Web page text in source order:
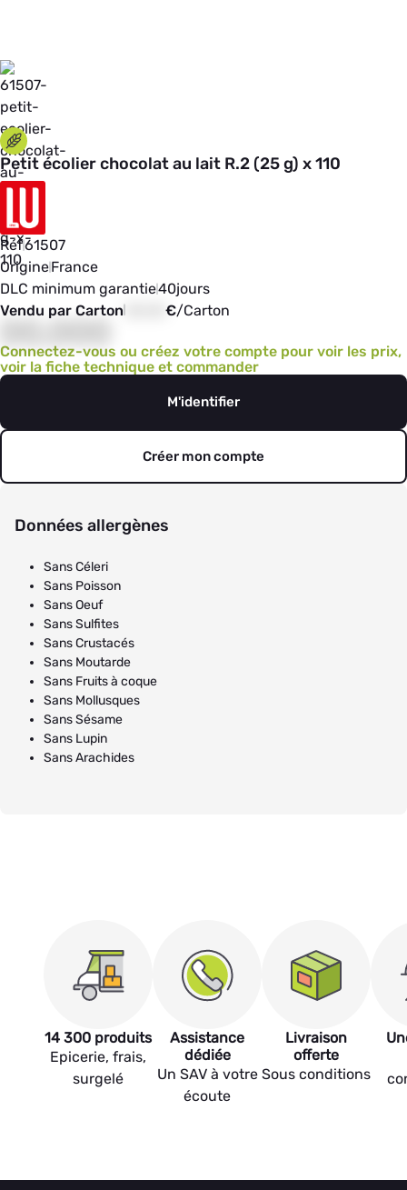
Petit écolier chocolat au lait R.2 (25 g) x 110
Réf61507
OrigineFrance
DLC minimum garantie40jours
Vendu par Carton
€/Carton
Connectez-vous ou créez votre compte pour voir les prix,
voir la fiche technique et commander
M'identifier
Créer mon compte
Données allergènes
Sans Céleri
Sans Poisson
Sans Oeuf
Sans Sulfites
Sans Crustacés
Sans Moutarde
Sans Fruits à coque
Sans Mollusques
Sans Sésame
Sans Lupin
Sans Arachides
14 300 produits
Epicerie, frais,
surgelé
Assistance
dédiée
Un SAV à votre
écoute
Livraison
offerte
Sous conditions